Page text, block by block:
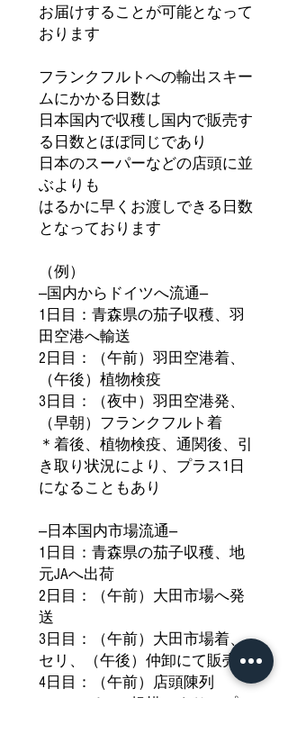
お届けすることが可能となって
おります
フランクフルトへの輸出スキー
ムにかかる日数は
日本国内で収穫し国内で販売す
る日数とほぼ同じであり
日本のスーパーなどの店頭に並
ぶよりも
はるかに早くお渡しできる日数
となっております
（例）
―国内からドイツへ流通―
1日目：青森県の茄子収穫、羽
田空港へ輸送
2日目：（午前）羽田空港着、
（午後）植物検疫
3日目：（夜中）羽田空港発、
（早朝）フランクフルト着
＊着後、植物検疫、通関後、引
き取り状況により、プラス1日
になることもあり
―日本国内市場流通―
1日目：青森県の茄子収穫、地
元JAへ出荷
2日目：（午前）大田市場へ発
送
3日目：（午前）大田市場着、
セリ、（午後）仲卸にて販売
4日目：（午前）店頭陳列
＊スーパーの規模により、プラ